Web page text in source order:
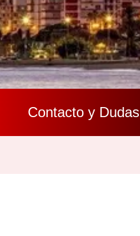
Contacto y Dudas